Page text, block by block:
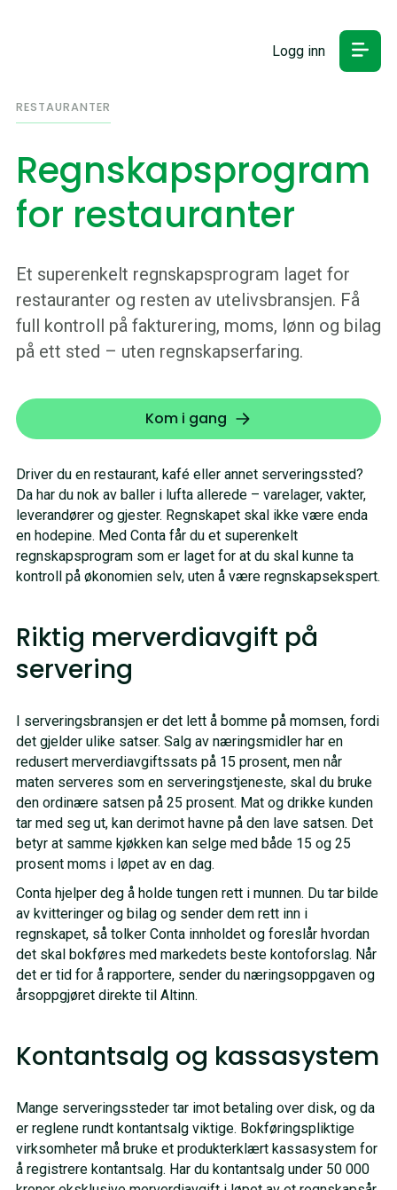
Logg inn
RESTAURANTER
Regnskapsprogram
for restauranter
Et superenkelt regnskapsprogram laget for
restauranter og resten av utelivsbransjen. Få
full kontroll på fakturering, moms, lønn og bilag
på ett sted – uten regnskapserfaring.
Kom i gang
Driver du en restaurant, kafé eller annet serveringssted?
Da har du nok av baller i lufta allerede – varelager, vakter,
leverandører og gjester. Regnskapet skal ikke være enda
en hodepine. Med Conta får du et superenkelt
regnskapsprogram som er laget for at du skal kunne ta
kontroll på økonomien selv, uten å være regnskapsekspert.
Riktig merverdiavgift på
servering
I serveringsbransjen er det lett å bomme på momsen, fordi
det gjelder ulike satser. Salg av næringsmidler har en
redusert merverdiavgiftssats på 15 prosent, men når
maten serveres som en serveringstjeneste, skal du bruke
den ordinære satsen på 25 prosent. Mat og drikke kunden
tar med seg ut, kan derimot havne på den lave satsen. Det
betyr at samme kjøkken kan selge med både 15 og 25
prosent moms i løpet av en dag.
Conta hjelper deg å holde tungen rett i munnen. Du tar bilde
av kvitteringer og bilag og sender dem rett inn i
regnskapet, så tolker Conta innholdet og foreslår hvordan
det skal bokføres med markedets beste kontoforslag. Når
det er tid for å rapportere, sender du næringsoppgaven og
årsoppgjøret direkte til Altinn.
Kontantsalg og kassasystem
Mange serveringssteder tar imot betaling over disk, og da
er reglene rundt kontantsalg viktige. Bokføringspliktige
virksomheter må bruke et produkterklært kassasystem for
å registrere kontantsalg. Har du kontantsalg under 50 000